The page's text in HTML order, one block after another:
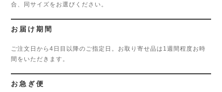
合、同サイズをお選びください。
お届け期間
ご注文日から4日目以降のご指定日。お取り寄せ品は1週間程度お時
間をいただきます。
お急ぎ便